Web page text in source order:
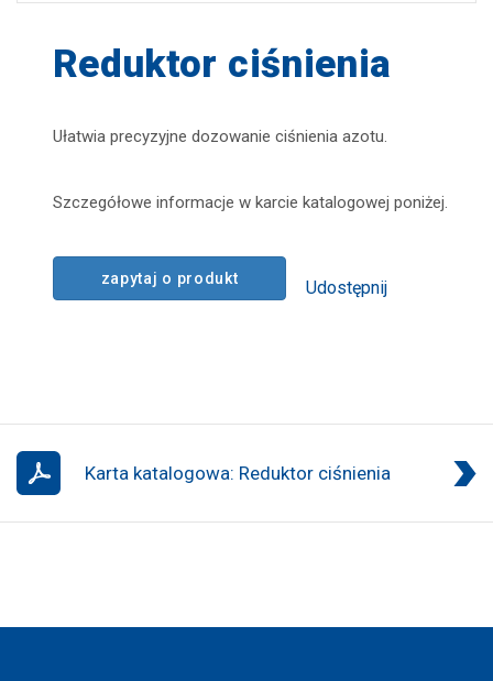
Reduktor ciśnienia
Ułatwia precyzyjne dozowanie ciśnienia azotu.
Szczegółowe informacje w karcie katalogowej poniżej.
zapytaj o produkt Udostępnij
Karta katalogowa: Reduktor ciśnienia